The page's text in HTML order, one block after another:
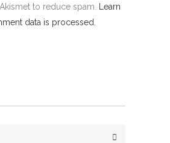
to reduce spam. Learn
data is processed.